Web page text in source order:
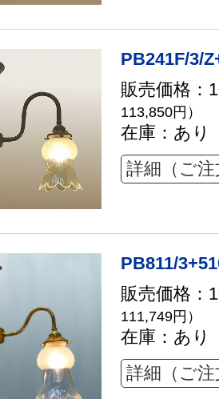
PB241F/3/
販売価格：
113,850円）
在庫：あり
詳細（ご
PB811/
販売価格：
111,749円）
在庫：あり
詳細（ご